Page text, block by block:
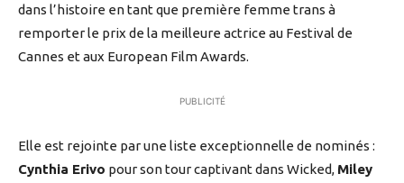
dans l’histoire en tant que première femme trans à
remporter le prix de la meilleure actrice au Festival de
Cannes et aux European Film Awards.
PUBLICITÉ
Elle est rejointe par une liste exceptionnelle de nominés :
Cynthia Erivo pour son tour captivant dans Wicked, Miley